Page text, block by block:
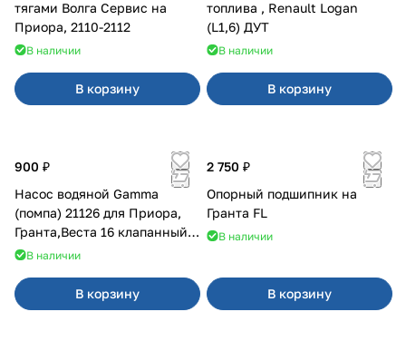
тягами Волга Сервис на
Приора, 2110-2112
В наличии
В корзину
топлива , Renault Logan
(L1,6) ДУТ
В наличии
В корзину
900 ₽
Насос водяной Gamma
(помпа) 21126 для Приора,
Гранта,Веста 16 клапанный
двигатель.
В наличии
В корзину
2 750 ₽
Опорный подшипник на
Гранта FL
В наличии
В корзину